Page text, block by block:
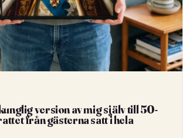
version av mig själv till 50-
från gästerna satt i hela